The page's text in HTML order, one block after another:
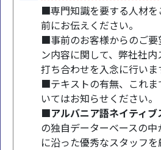
■専門知識を要する人材
前にお伝えください。
■事前のお客様からのご要
ン内容に関して、弊社社
打ち合わせを入念に行いま
■テキストの有無、これま
いてはお知らせください。
■アルバニア語ネイティ
の独自データーベースの
に沿った優秀なスタッフを